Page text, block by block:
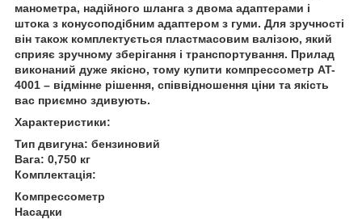
манометра, надійного шланга з двома адаптерами і
штока з конусоподібним адаптером з гуми. Для зручності
він також комплектується пластмасовим валізою, який
сприяє зручному зберігання і транспортування. Прилад
виконаний дуже якісно, тому купити компрессометр AT-
4001 – відмінне рішення, співвідношення ціни та якість
вас приємно здивують.
Характеристики:
Тип двигуна: бензиновий
Вага: 0,750 кг
Комплектація:
Компрессометр
Насадки